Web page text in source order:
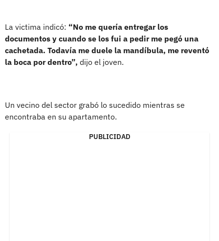
La victima indicó: “No me quería entregar los
documentos y cuando se los fui a pedir me pegó una
cachetada. Todavía me duele la mandíbula, me reventó
la boca por dentro”, dijo el joven.
Un vecino del sector grabó lo sucedido mientras se
encontraba en su apartamento.
PUBLICIDAD